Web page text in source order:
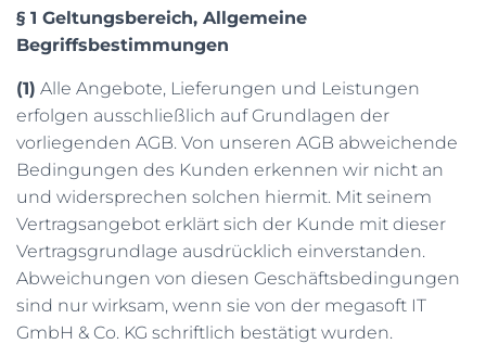
§ 1 Geltungsbereich, Allgemeine
Begriffsbestimmungen
(1) Alle Angebote, Lieferungen und Leistungen
erfolgen ausschließlich auf Grundlagen der
vorliegenden AGB. Von unseren AGB abweichende
Bedingungen des Kunden erkennen wir nicht an
und widersprechen solchen hiermit. Mit seinem
Vertragsangebot erklärt sich der Kunde mit dieser
Vertragsgrundlage ausdrücklich einverstanden.
Abweichungen von diesen Geschäftsbedingungen
sind nur wirksam, wenn sie von der megasoft IT
GmbH & Co. KG schriftlich bestätigt wurden.